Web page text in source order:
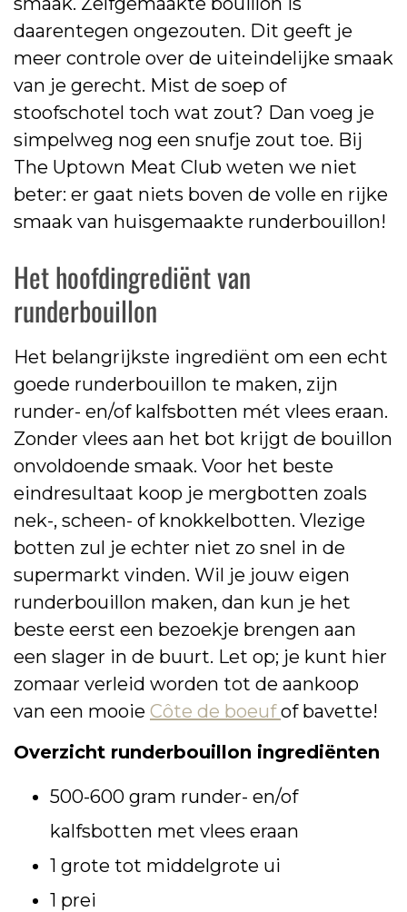
daarentegen ongezouten. Dit geeft je
meer controle over de uiteindelijke smaak
van je gerecht. Mist de soep of
stoofschotel toch wat zout? Dan voeg je
simpelweg nog een snufje zout toe. Bij
The Uptown Meat Club weten we niet
beter: er gaat niets boven de volle en rijke
smaak van huisgemaakte runderbouillon!
Het hoofdingrediënt van
runderbouillon
Het belangrijkste ingrediënt om een ​​echt
goede runderbouillon te maken, zijn
runder- en/of kalfsbotten mét vlees eraan.
Zonder vlees aan het bot krijgt de bouillon
onvoldoende smaak. Voor het beste
eindresultaat koop je mergbotten zoals
nek-, scheen- of knokkelbotten. Vlezige
botten zul je echter niet zo snel in de
supermarkt vinden. Wil je jouw eigen
runderbouillon maken, dan kun je het
beste eerst een bezoekje brengen aan
een slager in de buurt. Let op; je kunt hier
zomaar verleid worden tot de aankoop
van een mooie Côte de boeufof bavette!
Overzicht runderbouillon ingrediënten
500-600 gram runder- en/of
kalfsbotten met vlees eraan
1 grote tot middelgrote ui
1 prei